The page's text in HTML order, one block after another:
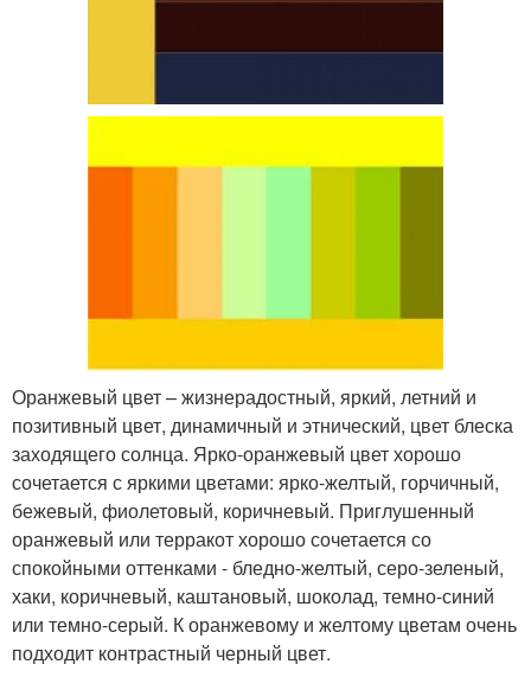
Оранжевый цвет – жизнерадостный, яркий, летний и
позитивный цвет, динамичный и этнический, цвет блеска
заходящего солнца. Ярко-оранжевый цвет хорошо
сочетается с яркими цветами: ярко-желтый, горчичный,
бежевый, фиолетовый, коричневый. Приглушенный
оранжевый или терракот хорошо сочетается со
спокойными оттенками - бледно-желтый, серо-зеленый,
хаки, коричневый, каштановый, шоколад, темно-синий
или темно-серый. К оранжевому и желтому цветам очень
подходит контрастный черный цвет.